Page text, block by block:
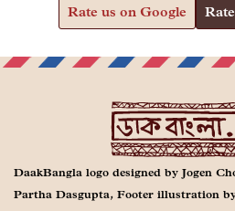
Rate us on Google
DaakBangla logo designed by Jogen
Partha Dasgupta, Footer illustration